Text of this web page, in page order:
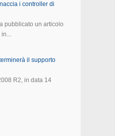
i controller di
pubblicato un articolo
il supporto
R2, in data 14